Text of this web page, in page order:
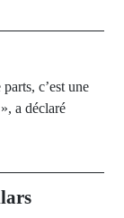
c’est une
a déclaré